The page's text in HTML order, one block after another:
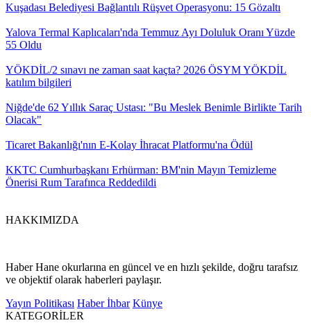
Kuşadası Belediyesi Bağlantılı Rüşvet Operasyonu: 15 Gözaltı
Yalova Termal Kaplıcaları'nda Temmuz Ayı Doluluk Oranı Yüzde
55 Oldu
YÖKDİL/2 sınavı ne zaman saat kaçta? 2026 ÖSYM YÖKDİL
katılım bilgileri
Niğde'de 62 Yıllık Saraç Ustası: "Bu Meslek Benimle Birlikte Tarih
Olacak"
Ticaret Bakanlığı'nın E-Kolay İhracat Platformu'na Ödül
KKTC Cumhurbaşkanı Erhürman: BM'nin Mayın Temizleme
Önerisi Rum Tarafınca Reddedildi
HAKKIMIZDA
Haber Hane okurlarına en güncel ve en hızlı şekilde, doğru tarafsız
ve objektif olarak haberleri paylaşır.
Yayın Politikası Haber İhbar Künye
KATEGORİLER